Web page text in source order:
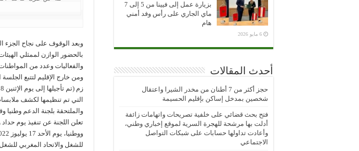
وبعد الوقوف على نجاح الجزء
بالحضور الوازن لممثلي
والفعاليات وعدد من
ومن خارج الإقليم لتتبع الجلسة
التي تم تنظيمها لكشف
والملتحقة بلجنة الدعم وطنيا
تعلن اللجنة عن تنفيذ يوم
للشغل والاتحاد المغربي
بزيارة عمل إلى فيينا من 5 إلى 7
ماي الجاري على رأس وفد أمني
هام
6 مايو 2026
أحدث المقالات
حجز أكثر من 7 أطنان من مخدر الشيرا واعتقال
شخصين بمدخل إساكن بإقليم الحسيمة
فتح بحث قضائي على خلفية تصريحات واتهامات زائفة
أدلت بها مرشحة للهجرة السرية لموقع إخباري وطني،
وأعادت تداولها حسابات على شبكات التواصل
الاجتماعي